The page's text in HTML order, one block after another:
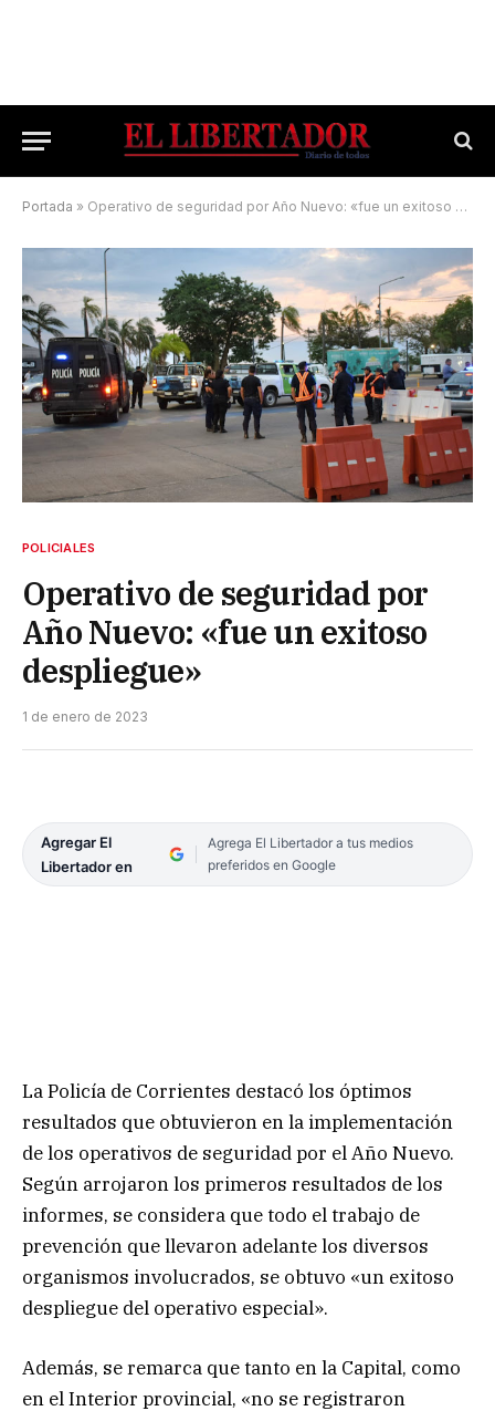
Portada » Operativo de seguridad por Año Nuevo: «fue un exitoso despliegue»
POLICIALES
Operativo de seguridad por
Año Nuevo: «fue un exitoso
despliegue»
1 de enero de 2023
Agregar El
Libertador en
Agrega El Libertador a tus medios
preferidos en Google
La Policía de Corrientes destacó los óptimos
resultados que obtuvieron en la implementación
de los operativos de seguridad por el Año Nuevo.
Según arrojaron los primeros resultados de los
informes, se considera que todo el trabajo de
prevención que llevaron adelante los diversos
organismos involucrados, se obtuvo «un exitoso
despliegue del operativo especial».
Además, se remarca que tanto en la Capital, como
en el Interior provincial, «no se registraron